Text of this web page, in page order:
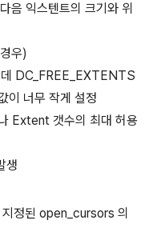
익스텐트의 크기와 위
우)
DC_FREE_EXTENTS
이 너무 작게 설정
Extent 갯수의 최대 허용
생
정된 open_cursors 의